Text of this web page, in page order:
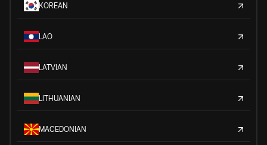
KOREAN
LAO
LATVIAN
LITHUANIAN
MACEDONIAN